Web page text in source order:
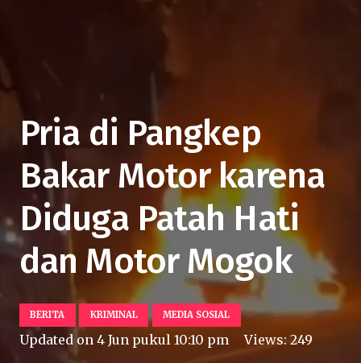
Pria di Pangkep
Bakar Motor karena
Diduga Patah Hati
dan Motor Mogok
BERITA KRIMINAL MEDIA SOSIAL
Updated on 4 Jun pukul 10:10 pm Views:249